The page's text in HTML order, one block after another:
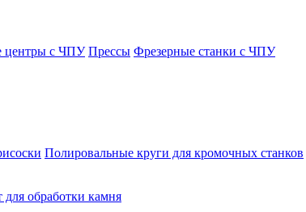
центры с ЧПУ Прессы Фрезерные станки с ЧПУ
Полировальные круги для кромочных станков
обработки камня